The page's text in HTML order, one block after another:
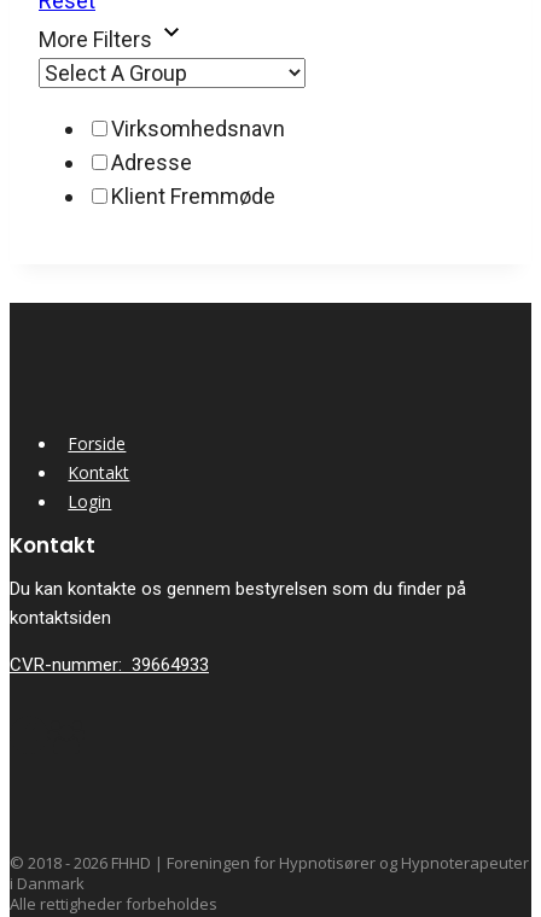
More Filters
Virksomhedsnavn
Adresse
Klient Fremmøde
Forside
Kontakt
Login
Kontakt
Du kan kontakte os gennem bestyrelsen som du finder på
kontaktsiden
CVR-nummer: 39664933
© 2018 - 2026 FHHD | Foreningen for Hypnotisører og Hypnoterapeuter
i Danmark
Alle rettigheder forbeholdes